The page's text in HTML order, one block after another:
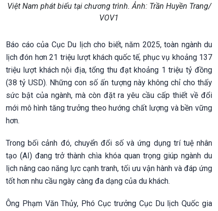
Việt Nam phát biểu tại chương trình. Ảnh: Trần Huyền Trang/
VOV1
Báo cáo của Cục Du lịch cho biết, năm 2025, toàn ngành du
lịch đón hơn 21 triệu lượt khách quốc tế, phục vụ khoảng 137
triệu lượt khách nội địa, tổng thu đạt khoảng 1 triệu tỷ đồng
(38 tỷ USD). Những con số ấn tượng này không chỉ cho thấy
sức bật của ngành, mà còn đặt ra yêu cầu cấp thiết về đổi
mới mô hình tăng trưởng theo hướng chất lượng và bền vững
hơn.
Trong bối cảnh đó, chuyển đổi số và ứng dụng trí tuệ nhân
tạo (AI) đang trở thành chìa khóa quan trọng giúp ngành du
lịch nâng cao năng lực cạnh tranh, tối ưu vận hành và đáp ứng
tốt hơn nhu cầu ngày càng đa dạng của du khách.
Ông Phạm Văn Thủy, Phó Cục trưởng Cục Du lịch Quốc gia